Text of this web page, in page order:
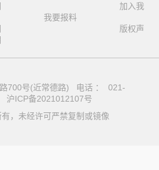
加入我
我要报料
版权声
700号(近常德路) 电话 ： 021-
沪ICP备2021012107号
，未经许可严禁复制或镜像